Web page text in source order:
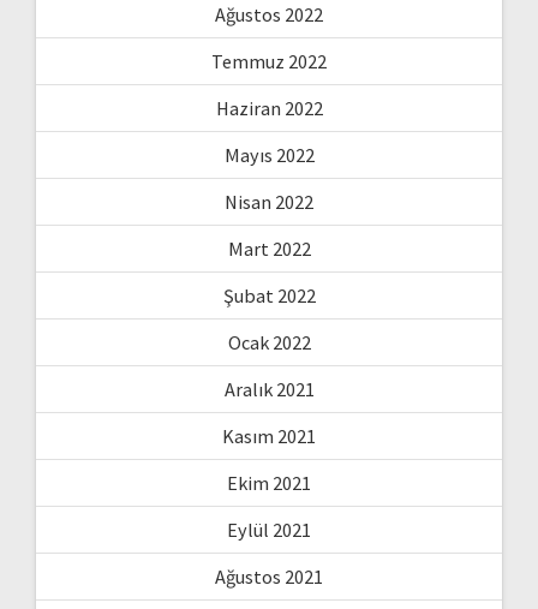
Ağustos 2022
Temmuz 2022
Haziran 2022
Mayıs 2022
Nisan 2022
Mart 2022
Şubat 2022
Ocak 2022
Aralık 2021
Kasım 2021
Ekim 2021
Eylül 2021
Ağustos 2021